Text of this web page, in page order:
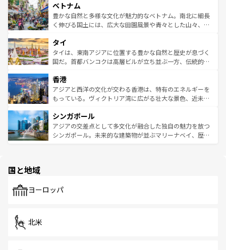
参照してほしい。
容にもいいと評判のスイーツなど、バラエティ豊かな料理
が味わえる。 なお、新着の台湾情報は コンテンツ一覧を参
照してほしい。
き、地方に足を延ばせば四季折々の自然美を楽しむことが
できる。そして、キムチや焼肉、絶品のストリートフード
まで、さまざまな韓国料理が待っている。夜には、韓国な
リティに包まれながら、韓国の多彩な魅力を心ゆくまで味
わってみてほしい。 なお、新着の韓国情報はコンテンツ一
覧を参照してほしい。
ベトナム
豊かな自然と多様な文化が魅力的なベトナム。南北に細長
く伸びる国土には、広大な田園風景や青々とした山々、世
急速な発展と共に伝統が息づく。ハノイの古い町並みやホ
ーチミン市のフランス統治時代の建物も、独特の雰囲気を
醸し出している。また、バラエティの豊かさとおいしさで
とつ。フォーやバインミー、ベトナムコーヒーなどは、ぜ
ひ現地で味わいたい。どの地域を訪れてもあたたかい人々
が旅行者を迎えてくれるので、きっと忘れられない旅にな
参照してほしい。
タイ
タイは、東南アジアに位置する豊かな自然と歴史が息づく
国だ。首都バンコクは高層ビルが立ち並ぶ一方、伝統的な
の活気が交差している。北部ではチェンマイなどの山岳地
帯で自然と触れ合い、南部ではプーケットやクラビの美し
いビーチでリゾート気分を楽しむことができる。タイ料理
激する。気候は一年中温暖で、どの季節にも異なる楽しみ
が待っている。親しみやすいタイの人々、仏教を中心とし
た文化、そして多様な観光資源が、訪れる旅人を魅了し続
香港
アジアと西洋の文化が交わる香港は、特有のエネルギーを
もっている。ヴィクトリア湾に広がる壮大な景色、近未来
み、どこを訪れても感動するはず。観光スポットが密集し
ており、効率よく見どころを回れるのも魅力。息をのむよ
うな絶景から文化的な体験まで、香港を存分に楽しみ尽く
シンガポール
アジアの交差点として多文化が融合した独自の魅力を放つ
シンガポール。未来的な建築物が並ぶマリーナベイ、歴史
で、ホーカーズは地元の風情を楽しめる外せないスポット
国と地域
ヨーロッパ
北米